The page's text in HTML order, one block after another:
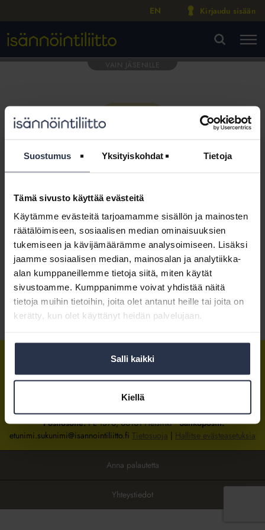
Suostumus Yksityiskohdat Tietoja
Tämä sivusto käyttää evästeitä
Käytämme evästeitä tarjoamamme sisällön ja mainosten
räätälöimiseen, sosiaalisen median ominaisuuksien
tukemiseen ja kävijämäärämme analysoimiseen. Lisäksi
jaamme sosiaalisen median, mainosalan ja analytiikka-
alan kumppaneillemme tietoja siitä, miten käytät
sivustoamme. Kumppanimme voivat yhdistää näitä
tietoja muihin tietoihin, joita olet antanut heille tai joita on
kerätty, kun olet käyttänyt heidän palvelujaan.
Salli kaikki
Kiellä
EN Kirjaudu sisään
Tämä osio on rajattu
Isännöintiliiton jäsenyritysten
henkilökunnalle
Kirjaudu sisään
Tietoa jäsenyydestä
IsännöintiliittoIsännöintiliittoIsännöintiliitto
Isännöintiliiton toimistosijaitsee Hakaniemessä Helsingissä.
Postiosoite:PL 1370, 00101 HelsinkiSähköpostit:
etunimi.sukunimi@isannointiliitto.fi Tietosuoja | Hallitse evästeasetuksia
Anna palautetta
Yhteystiedot